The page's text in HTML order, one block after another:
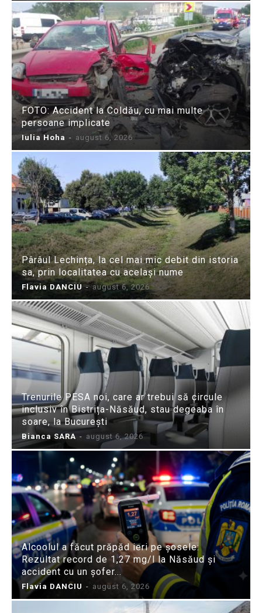
FOTO: Accident la Coldău, cu mai multe
persoane implicate
Iulia Hoha - august 6, 2026
Pârâul Lechința, la cel mai mic debit din istoria
sa, prin localitatea cu același nume
Flavia DANCIU - august 6, 2026
Trenurile PESA noi, care ar trebui să circule
inclusiv în Bistrița-Năsăud, stau degeaba în
soare, la București
Bianca SARA - august 6, 2026
Alcoolul a făcut prăpăd ieri pe șosele:
Rezultat record de 1,27 mg/l la Năsăud și
accident cu un șofer...
Flavia DANCIU - august 6, 2026